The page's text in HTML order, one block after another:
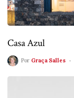
Casa Azul
Por Graça Salles